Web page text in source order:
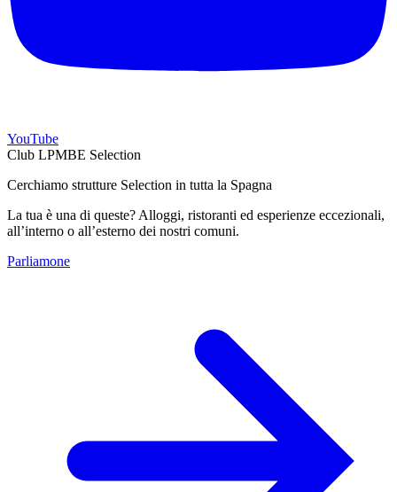
YouTube
Club LPMBE Selection
Cerchiamo strutture Selection in tutta la Spagna
La tua è una di queste? Alloggi, ristoranti ed esperienze eccezionali,
all’interno o all’esterno dei nostri comuni.
Parliamone